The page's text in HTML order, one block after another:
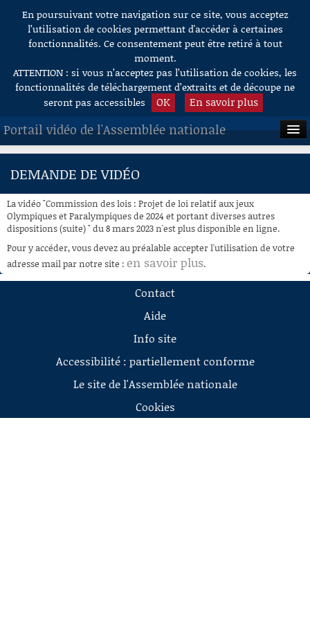
Aller au contenu
En poursuivant votre navigation sur ce site, vous acceptez
l’utilisation de cookies permettant d'accéder à certaines
fonctionnalités. Ce consentement peut être retiré à tout
moment.
ATTENTION : si vous n’acceptez pas l’utilisation de cookies, les
fonctionnalités de téléchargement d’extraits et de découpe ne
seront pas accessibles
OK En savoir plus
Portail vidéo de l'Assemblée nationale
ACCUEIL
À LA DEMANDE
RECHERCHE
AIDE À LA DÉCOUPE
DE VIDÉOS
DEMANDE DE VIDÉO
La vidéo "Commission des lois : Projet de loi relatif aux jeux
Olympiques et Paralympiques de 2024 et portant diverses autres
dispositions (suite) " du 8 mars 2023 n'est plus disponible en ligne.
Pour y accéder, vous devez au préalable accepter l'utilisation de votre
adresse mail par notre site : en savoir plus.
Contact
Aide
Info site
Accessibilité : partiellement conforme
Le site de l'Assemblée nationale
Cookies